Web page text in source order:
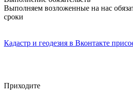
Выполняем возложенные на нас
сроки
Кадастр и геодезия в Вконтакте
Приходите